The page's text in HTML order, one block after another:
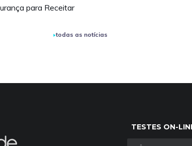
para Receitar
todas as notícias
TESTES ON-